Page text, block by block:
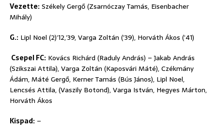
Vezette:Székely Gergő (Zsarnóczay Tamás, Eisenbacher
Mihály)
G.: Lipl Noel (2)’12,’39, Varga Zoltán (’39), Horváth Ákos (’41)
Csepel FC: Kovács Richárd (Raduly András) – Jakab András
(Szikszai Attila), Varga Zoltán (Kaposvári Máté), Czékmány
Ádám, Máté Gergő, Kerner Tamás (Bús János), Lipl Noel,
Lencsés Attila, (Vaszily Botond), Varga István, Hegyes Márton,
Horváth Ákos
Kispad: –